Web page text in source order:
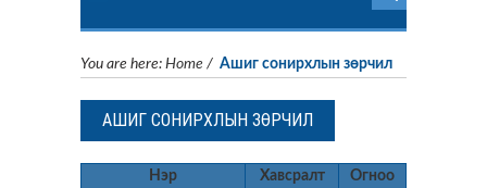
You are here: Home / Ашиг сонирхлын зөрчил
АШИГ СОНИРХЛЫН ЗӨРЧИЛ
Нэр Хавсралт
Огноо